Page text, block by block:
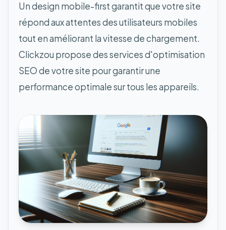
Un design mobile-first garantit que votre site
répond aux attentes des utilisateurs mobiles
tout en améliorant la vitesse de chargement.
Clickzou propose des services d'optimisation
SEO de votre site pour garantir une
performance optimale sur tous les appareils.